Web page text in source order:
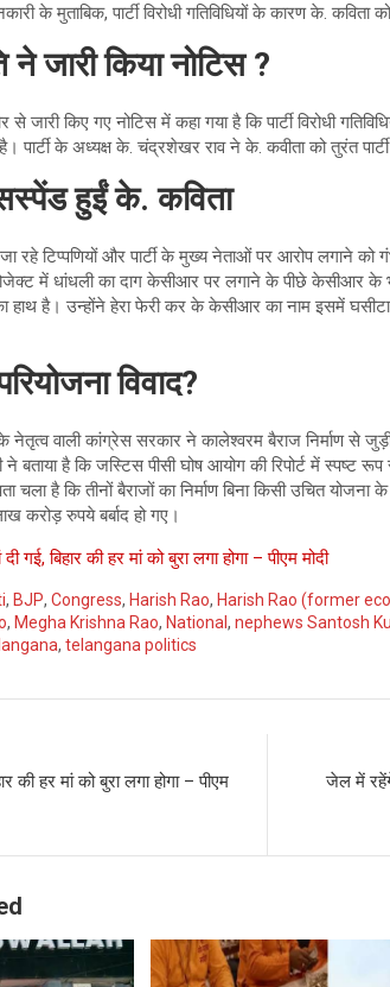
के मुताबिक, पार्टी विरोधी गतिविधियों के कारण के. कविता
ने जारी किया नोटिस ?
जारी किए गए नोटिस में कहा गया है कि पार्टी विरोधी
पार्टी के अध्यक्ष के. चंद्रशेखर राव ने के. कवीता को तुरंत
हुईं के. कविता
रहे टिप्पणियों और पार्टी के मुख्य नेताओं पर आरोप लगाने
में धांधली का दाग केसीआर पर लगाने के पीछे केसीआर के
हाथ है। उन्होंने हेरा फेरी कर के केसीआर का नाम इसमें
विवाद?
वाली कांग्रेस सरकार ने कालेश्वरम बैराज निर्माण से
बताया है कि जस्टिस पीसी घोष आयोग की रिपोर्ट में स्पष्ट
चला है कि तीनों बैराजों का निर्माण बिना किसी उचित
करोड़ रुपये बर्बाद हो गए।
दी गई, बिहार की हर मां को बुरा लगा होगा – पीएम मोदी
, BJP, Congress, Harish Rao, Harish Rao (former
, Megha Krishna Rao, National , nephews Santosh
, telangana politics
की हर मां को बुरा लगा होगा – पीएम
जेल में